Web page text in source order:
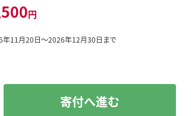
円
年11月20日～2026年12月30日まで
寄付へ進む